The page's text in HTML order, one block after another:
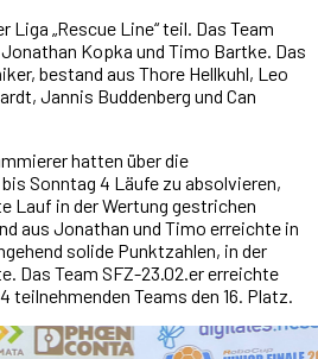
Liga „Rescue Line“ teil. Das Team
Kopka und Timo Bartke. Das
bestand aus Thore Hellkuhl, Leo
Jannis Buddenberg und Can
hatten über die
Sonntag 4 Läufe zu absolvieren,
Lauf in der Wertung gestrichen
aus Jonathan und Timo erreichte in
solide Punktzahlen, in der
Das Team SFZ-23.02.er erreichte
teilnehmenden Teams den 16. Platz.